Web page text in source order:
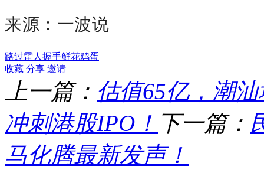
来源：一波说
路过雷人 握手鲜花鸡蛋
收藏 分享 邀请
上一篇： 估值65亿，潮
冲刺港股IPO！ 下一篇：
马化腾最新发声！